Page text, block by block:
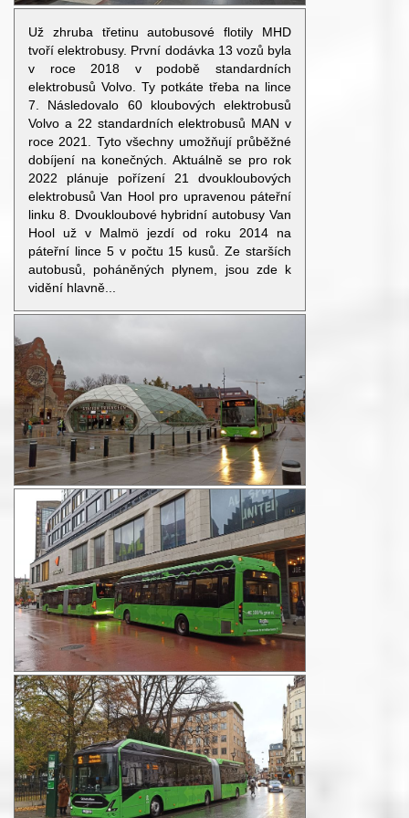
Už zhruba třetinu autobusové flotily MHD
tvoří elektrobusy. První dodávka 13 vozů byla
v roce 2018 v podobě standardních
elektrobusů Volvo. Ty potkáte třeba na lince
7. Následovalo 60 kloubových elektrobusů
Volvo a 22 standardních elektrobusů MAN v
roce 2021. Tyto všechny umožňují průběžné
dobíjení na konečných. Aktuálně se pro rok
2022 plánuje pořízení 21 dvoukloubových
elektrobusů Van Hool pro upravenou páteřní
linku 8. Dvoukloubové hybridní autobusy Van
Hool už v Malmö jezdí od roku 2014 na
páteřní lince 5 v počtu 15 kusů. Ze starších
autobusů, poháněných plynem, jsou zde k
vidění hlavně...